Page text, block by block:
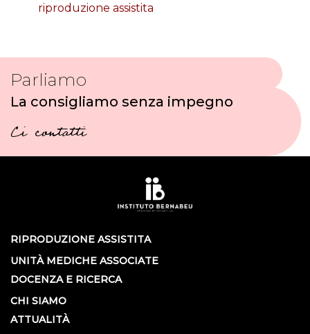
riproduzione assistita
Parliamo
La consigliamo senza impegno
Ci contatti
RIPRODUZIONE ASSISTITA
UNITÀ MEDICHE ASSOCIATE
DOCENZA E RICERCA
CHI SIAMO
ATTUALITÀ